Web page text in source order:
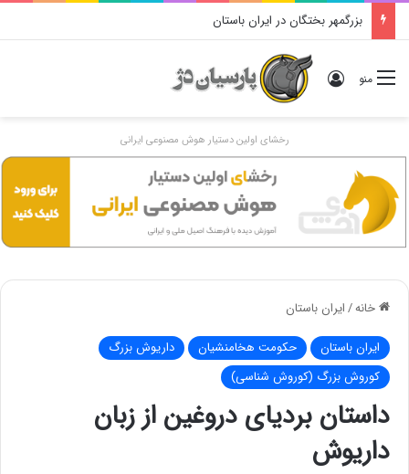
بزرگمهر بختگان در ایران باستان
منو ورود
رخشای اولین دستیار هوش مصنوعی ایرانی
خانه/ایران باستان
ایران باستان حکومت هخامنشیان
داریوش بزرگ
کوروش بزرگ (کوروش شناسی)
داستان بردیای دروغین از زبان
داریوش